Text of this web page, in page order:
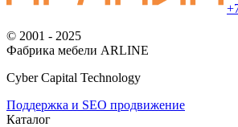
© 2001 - 2025
Фабрика мебели ARLINE
Cyber Capital Technology
Поддержка и SEO продвижение
Каталог